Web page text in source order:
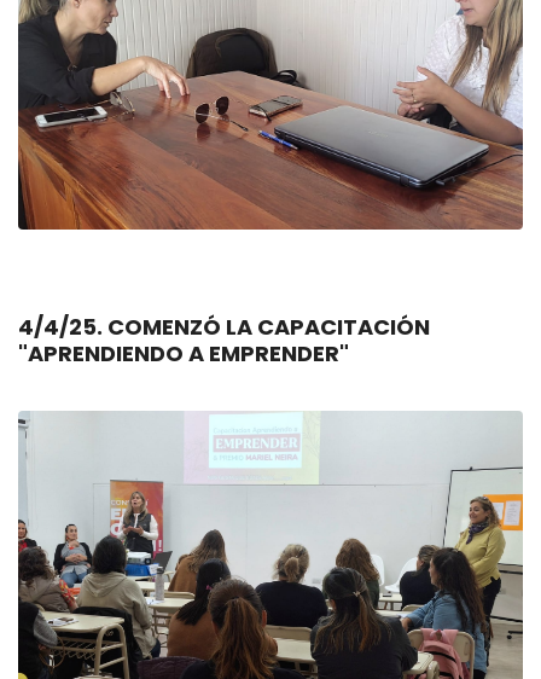
4/4/25. COMENZÓ LA CAPACITACIÓN
"APRENDIENDO A EMPRENDER"